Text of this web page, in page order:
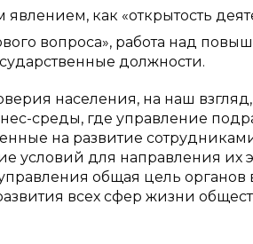
явлением, как «открытость
вопроса», работа над
должности.
населения, на наш
среды, где управление
на развитие
условий для направления
общая цель
всех сфер жизни